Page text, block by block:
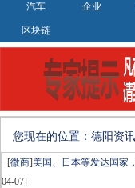
汽车 企业
区块链
您现在的位置： 德阳资
· [微商]美国、日本等发达国家
04-07]